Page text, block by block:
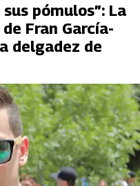
pómulos”: La
Fran García-
delgadez de